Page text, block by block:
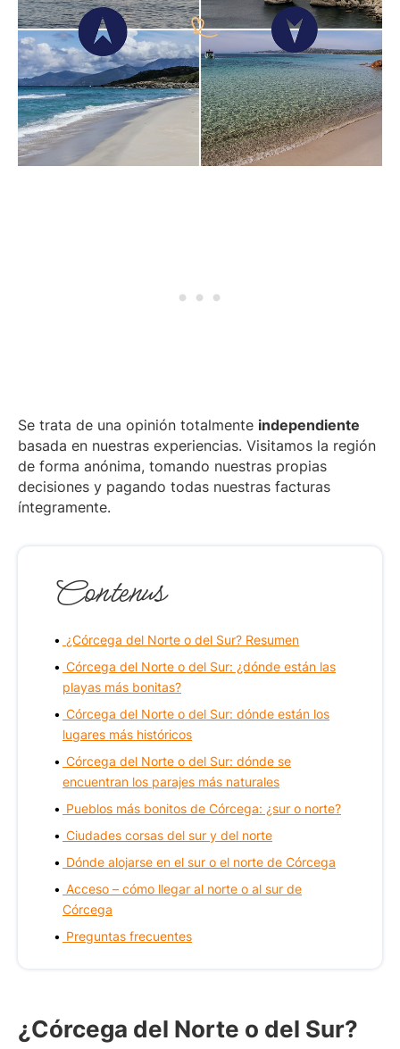
Se trata de una opinión totalmente independiente
basada en nuestras experiencias. Visitamos la región
de forma anónima, tomando nuestras propias
decisiones y pagando todas nuestras facturas
íntegramente.
Contenus
¿Córcega del Norte o del Sur? Resumen
Córcega del Norte o del Sur: ¿dónde están las
playas más bonitas?
Córcega del Norte o del Sur: dónde están los
lugares más históricos
Córcega del Norte o del Sur: dónde se
encuentran los parajes más naturales
Pueblos más bonitos de Córcega: ¿sur o norte?
Ciudades corsas del sur y del norte
Dónde alojarse en el sur o el norte de Córcega
Acceso – cómo llegar al norte o al sur de
Córcega
Preguntas frecuentes
¿Córcega del Norte o del Sur?